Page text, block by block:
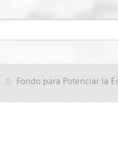
Fondo para Potenciar la